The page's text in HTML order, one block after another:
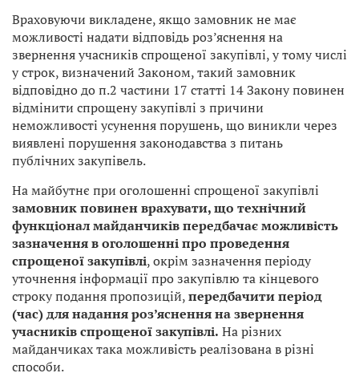
Враховуючи викладене, якщо замовник не має
можливості надати відповідь роз’яснення на
звернення учасників спрощеної закупівлі, у тому числі
у строк, визначений Законом, такий замовник
відповідно до п.2 частини 17 статті 14 Закону повинен
відмінити спрощену закупівлі з причини
неможливості усунення порушень, що виникли через
виявлені порушення законодавства з питань
публічних закупівель.
На майбутнє при оголошенні спрощеної закупівлі
замовник повинен врахувати, що технічний
функціонал майданчиків передбачає можливість
зазначення в оголошенні про проведення
спрощеної закупівлі, окрім зазначення періоду
уточнення інформації про закупівлю та кінцевого
строку подання пропозицій,передбачити період
(час) для надання роз’яснення на звернення
учасників спрощеної закупівлі. На різних
майданчиках така можливість реалізована в різні
способи.